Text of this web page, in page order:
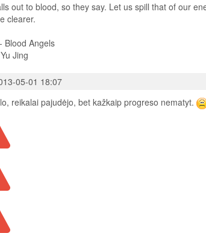
out to blood, so they say. Let us spill that of our
clearer.
Blood Angels
Jing
05-01 18:07
reikalai pajudėjo, bet kažkaip progreso nematyt.